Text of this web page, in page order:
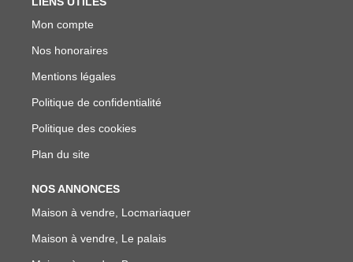
Mon compte
Nos honoraires
Mentions légales
Politique de confidentialité
Politique des cookies
Plan du site
NOS ANNONCES
Maison à vendre, Locmariaquer
Maison à vendre, Le palais